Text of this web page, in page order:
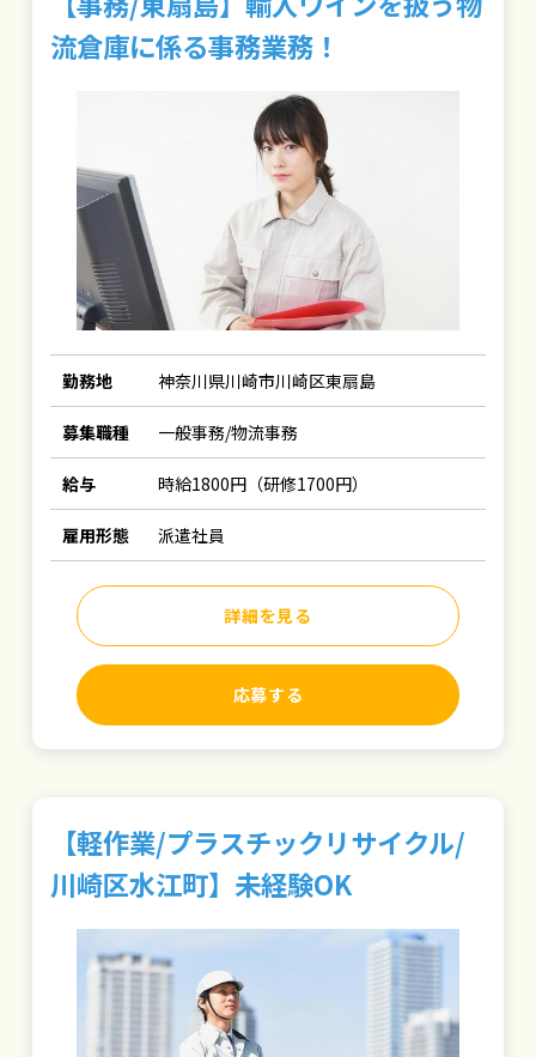
流倉庫に係る事務業務！
勤務地 神奈川県川崎市川崎区東扇島
募集職種 一般事務/物流事務
給与 時給1800円（研修1700円）
雇用形態 派遣社員
詳細を見る
応募する
【軽作業/プラスチックリサイクル/
川崎区水江町】未経験OK